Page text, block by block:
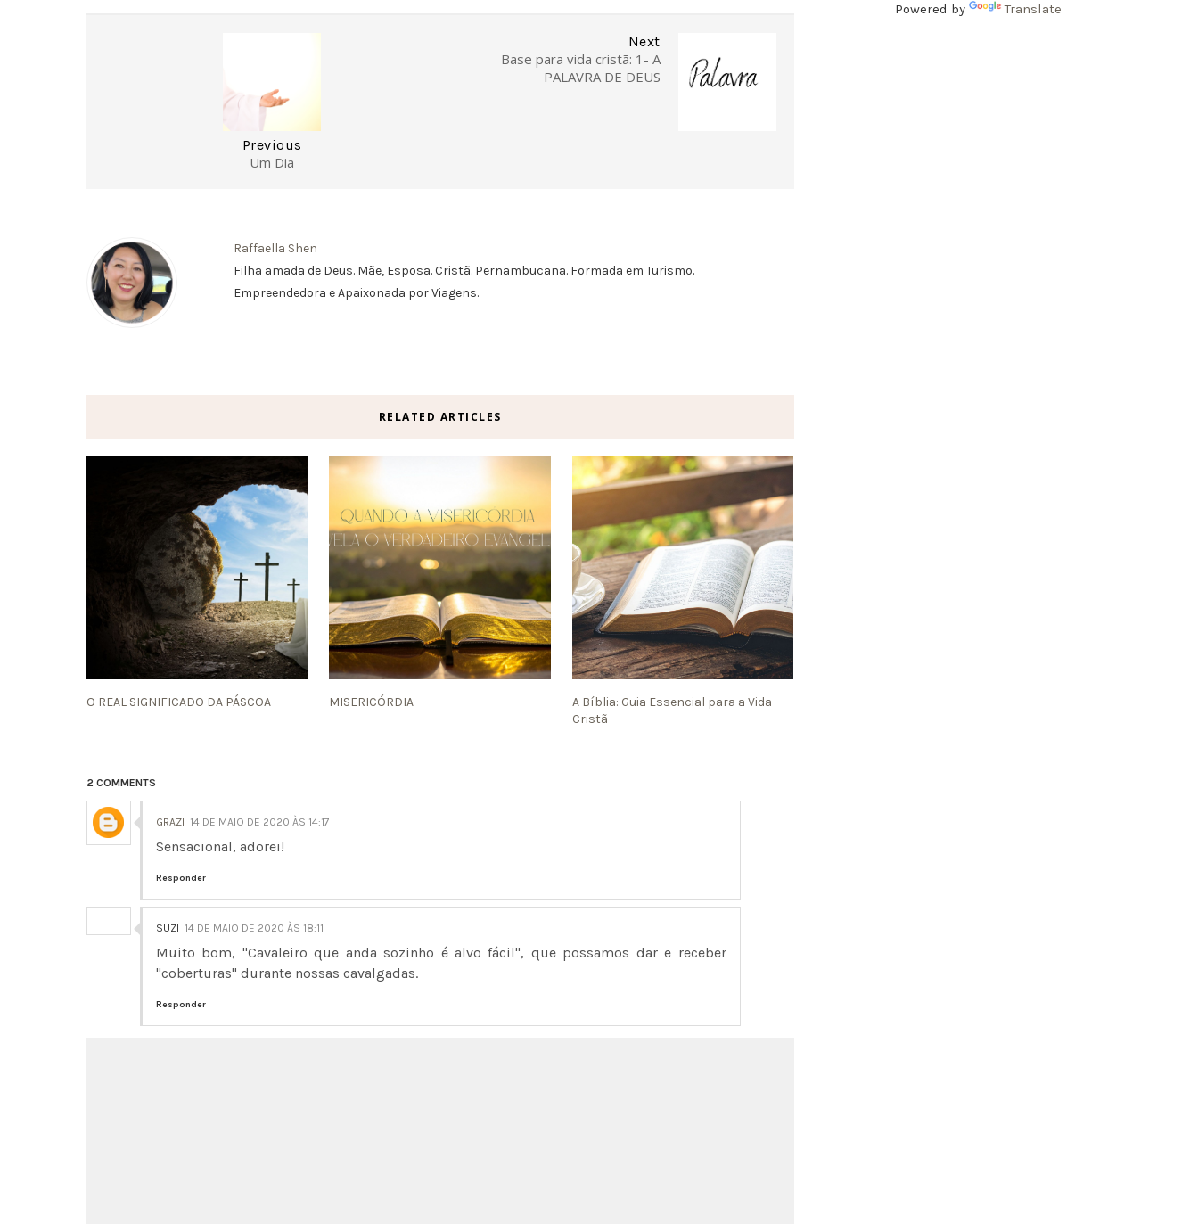
Next
Base para vida cristã: 1- A
PALAVRA DE DEUS
Previous
Um Dia
Raffaella Shen
Filha amada de Deus. Mãe, Esposa. Cristã. Pernambucana. Formada em Turismo.
Empreendedora e Apaixonada por Viagens.
RELATED ARTICLES
O REAL SIGNIFICADO DA PÁSCOA MISERICÓRDIA
A Bíblia: Guia Essencial para a Vida
Cristã
2 COMMENTS
GRAZI 14 DE MAIO DE 2020 ÀS 14:17
Sensacional, adorei!
Responder
SUZI 14 DE MAIO DE 2020 ÀS 18:11
Muito bom, "Cavaleiro que anda sozinho é alvo fácil", que possamos dar e receber
"coberturas" durante nossas cavalgadas.
Responder
Powered by Translate